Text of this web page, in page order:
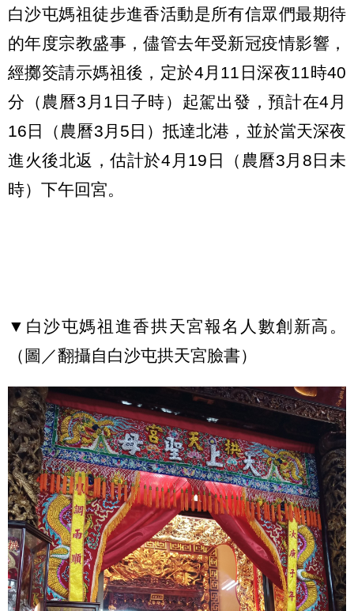
白沙屯媽祖徒步進香活動是所有信眾們最期待
的年度宗教盛事，儘管去年受新冠疫情影響，
經擲筊請示媽祖後，定於4月11日深夜11時40
分（農曆3月1日子時）起駕出發，預計在4月
16日（農曆3月5日）抵達北港，並於當天深夜
進火後北返，估計於4月19日（農曆3月8日未
時）下午回宮。
▼白沙屯媽祖進香拱天宮報名人數創新高。
（圖／翻攝自白沙屯拱天宮臉書）